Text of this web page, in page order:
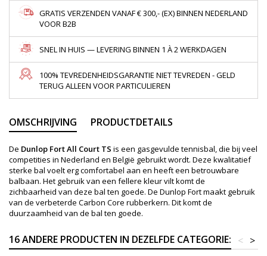
GRATIS VERZENDEN VANAF € 300,- (EX) BINNEN NEDERLAND
VOOR B2B
SNEL IN HUIS — LEVERING BINNEN 1 À 2 WERKDAGEN
100% TEVREDENHEIDSGARANTIE NIET TEVREDEN - GELD
TERUG ALLEEN VOOR PARTICULIEREN
OMSCHRIJVING PRODUCTDETAILS
De Dunlop Fort All Court TS is een gasgevulde tennisbal, die bij veel
competities in Nederland en België gebruikt wordt. Deze kwalitatief
sterke bal voelt erg comfortabel aan en heeft een betrouwbare
balbaan. Het gebruik van een fellere kleur vilt komt de
zichbaarheid van deze bal ten goede. De Dunlop Fort maakt gebruik
van de verbeterde Carbon Core rubberkern. Dit komt de
duurzaamheid van de bal ten goede.
16 ANDERE PRODUCTEN IN DEZELFDE CATEGORIE: >
<